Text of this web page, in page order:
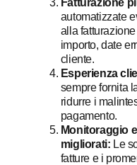
automatizzate
alla
importo, date
cliente.
Esperienza
sempre fornita
ridurre i
pagamento.
Monitoraggio
migliorati: Le
fatture e i